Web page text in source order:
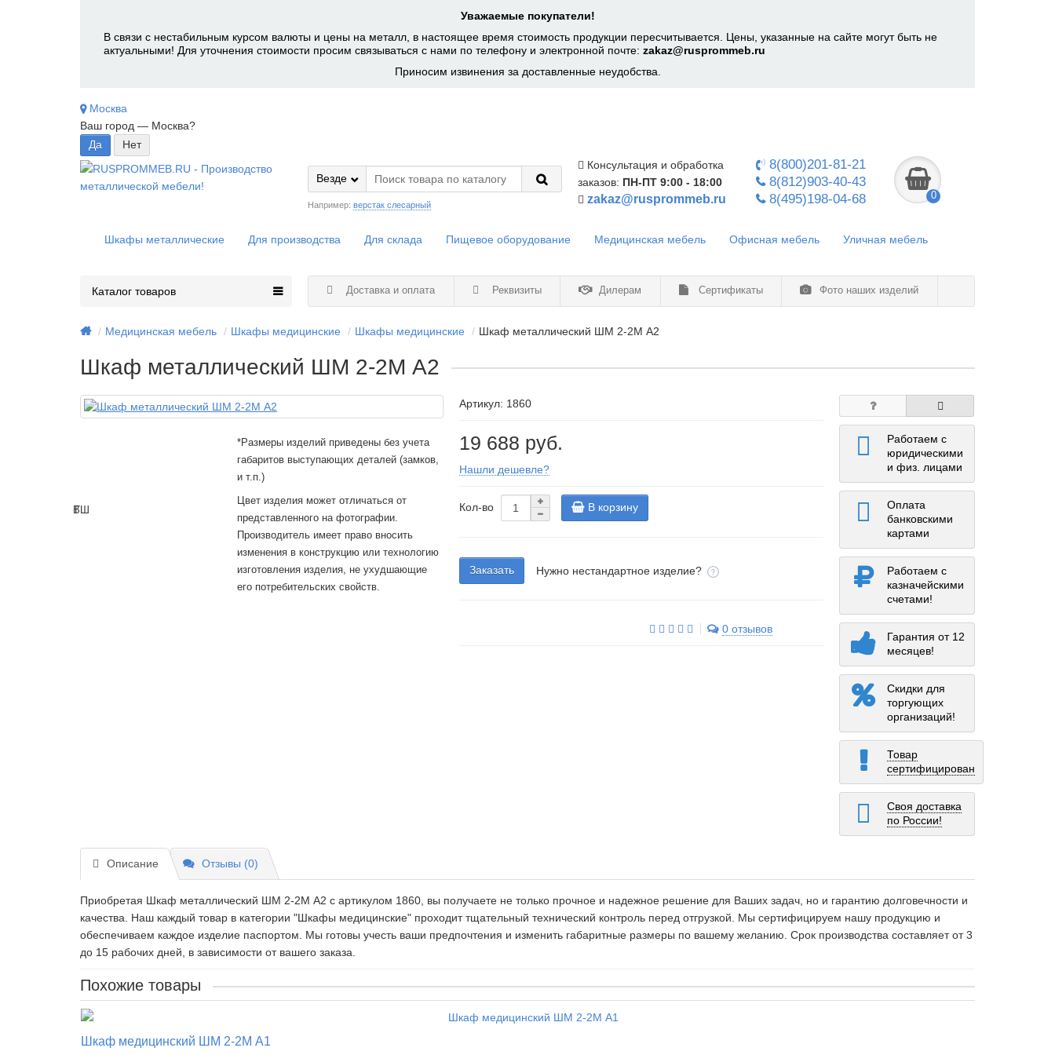
Уважаемые покупатели!
В связи с нестабильным курсом валюты и цены на металл, в настоящее время стоимость продукции пересчитывается. Цены, указанные на сайте могут быть не
актуальными! Для уточнения стоимости просим связываться с нами по телефону и электронной почте: zakaz@rusprommeb.ru
Приносим извинения за доставленные неудобства.
Москва
Ваш город — Москва?
Везде
Например: верстак слесарный
Консультация и обработка
заказов: ПН-ПТ 9:00 - 18:00
zakaz@rusprommeb.ru
8(800)201-81-21
8(812)903-40-43
8(495)198-04-68
0
Шкафы металлические Для производства Для склада Пищевое оборудование Медицинская мебель Офисная мебель Уличная мебель
Доставка и оплата Реквизиты Дилерам Сертификаты Фото наших изделий
Каталог товаров
Медицинская мебель Шкафы медицинские Шкафы медицинские Шкаф металлический ШМ 2-2М А2
Шкаф металлический ШМ 2-2М А2
Ш
В
Г
*Размеры изделий приведены без учета
габаритов выступающих деталей (замков,
и т.п.)
Цвет изделия может отличаться от
представленного на фотографии.
Производитель имеет право вносить
изменения в конструкцию или технологию
изготовления изделия, не ухудшающие
его потребительских свойств.
Артикул: 1860
19 688 руб.
Нашли дешевле?
Кол-во В корзину
Заказать Нужно нестандартное изделие?
0 отзывов
Работаем с
юридическими
и физ. лицами
Оплата
банковскими
картами
Работаем с
казначейскими
счетами!
Гарантия от 12
месяцев!
Скидки для
торгующих
организаций!
Товар
сертифицирован
Своя доставка
по России!
Описание Отзывы (0)
Приобретая Шкаф металлический ШМ 2-2М А2 c артикулом 1860, вы получаете не только прочное и надежное решение для Ваших задач, но и гарантию долговечности и
качества. Наш каждый товар в категории "Шкафы медицинские" проходит тщательный технический контроль перед отгрузкой. Мы сертифицируем нашу продукцию и
обеспечиваем каждое изделие паспортом. Мы готовы учесть ваши предпочтения и изменить габаритные размеры по вашему желанию. Срок производства составляет от 3
до 15 рабочих дней, в зависимости от вашего заказа.
Похожие товары
Шкаф медицинский ШМ 2-2М А1